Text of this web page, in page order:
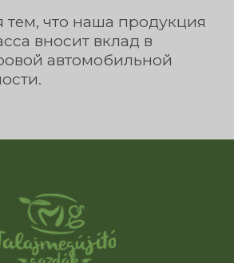
что наша продукция
вносит вклад в
автомобильной